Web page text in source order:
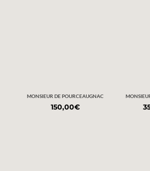
MONSIEUR DE POURCEAUGNAC
150,00€